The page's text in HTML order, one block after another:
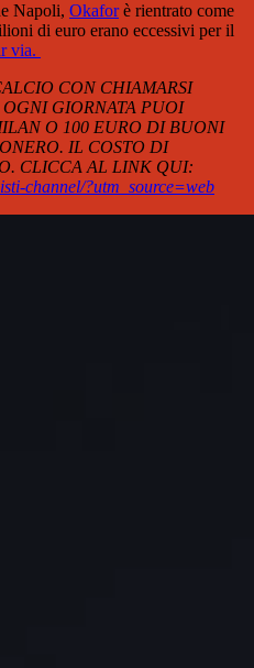
Napoli, Okaforè rientrato come
di euro erano eccessivi per il
via.
CON CHIAMARSI
GIORNATA PUOI
O 100 EURO DI BUONI
IL COSTO DI
CLICCA AL LINK QUI:
channel/?utm_source=web